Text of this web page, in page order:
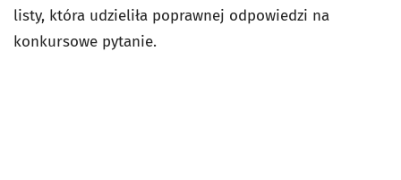
listy, która udzieliła poprawnej odpowiedzi na
konkursowe pytanie.